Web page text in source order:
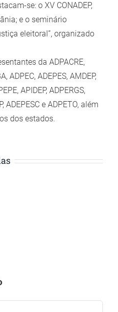
se: o XV CONADEP,
e o seminário
eleitoral”, organizado
da ADPACRE,
ADPEC, ADEPES, AMDEP,
APIDEP, ADPERGS,
ADEPESC e ADPETO, além
dos estados.